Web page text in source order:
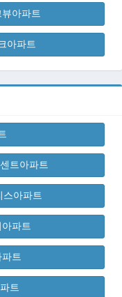
아파트
아파트
트아파트
스아파트
파트
트
트